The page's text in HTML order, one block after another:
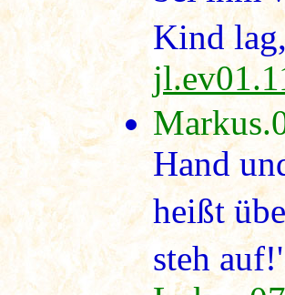
Kind
Hand
heißt
steh